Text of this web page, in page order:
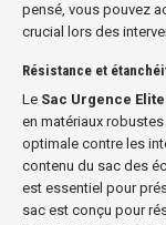
pensé, vous pouvez
crucial lors des
Résistance et
Le Sac Urgence Elite
en matériaux
optimale contre les
contenu du sac des
est essentiel pour
sac est conçu pour